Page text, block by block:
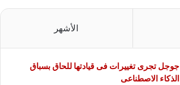
الأشهر
جوجل تجرى تغييرات فى قيادتها للحاق بسباق
الذكاء الاصطناعى